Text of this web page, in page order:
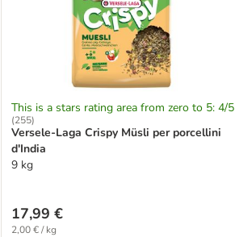
This is a stars rating area from zero to 5: 4/5
(255)
Versele-Laga Crispy Müsli per porcellini
d'India
9 kg
17,99 €
2,00 € / kg